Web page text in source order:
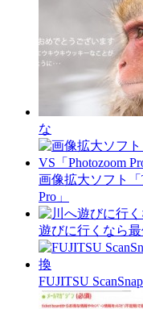
な
画像拡大ソフト「
Pro」
遊びに行くなら
FUJITSU